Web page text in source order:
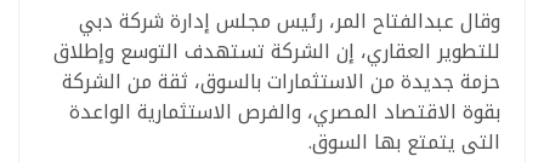
وقال عبدالفتاح المر، رئيس مجلس إدارة شركة دبي
للتطوير العقاري، إن الشركة تستهدف التوسع وإطلاق
حزمة جديدة من الاستثمارات بالسوق، ثقة من الشركة
بقوة الاقتصاد المصري، والفرص الاستثمارية الواعدة
التى يتمتع بها السوق.